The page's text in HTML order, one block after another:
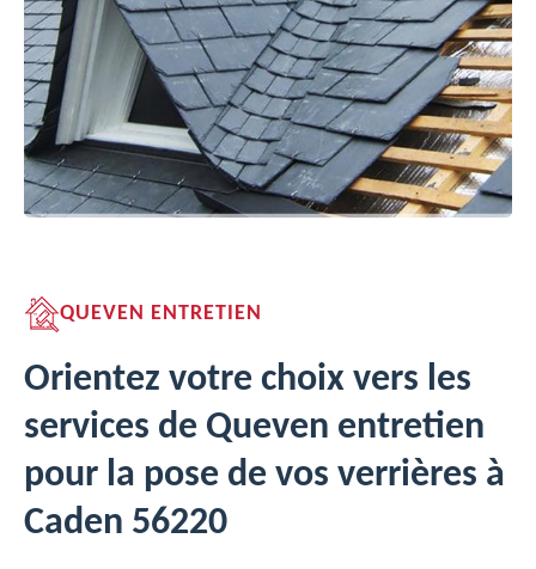
QUEVEN ENTRETIEN
Orientez votre choix vers les
services de Queven entretien
pour la pose de vos verrières à
Caden 56220